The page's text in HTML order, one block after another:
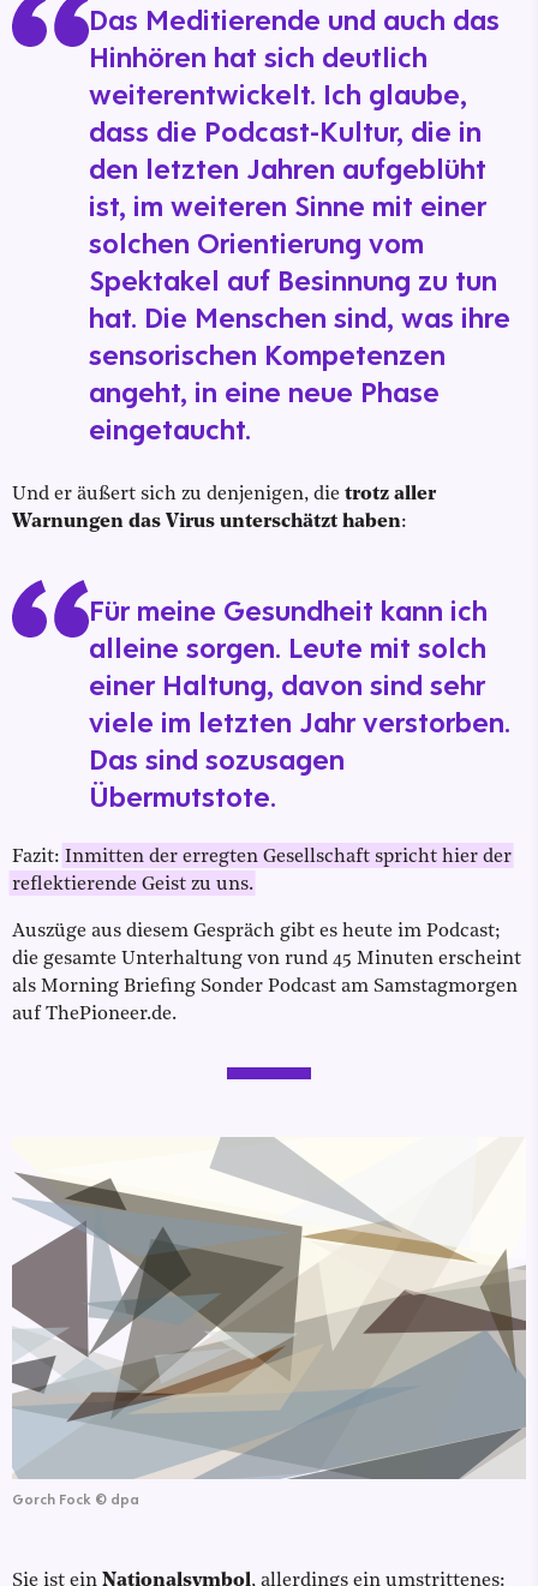
Das Meditierende und auch das
Hinhören hat sich deutlich
weiterentwickelt. Ich glaube,
dass die Podcast-Kultur, die in
den letzten Jahren aufgeblüht
ist, im weiteren Sinne mit einer
solchen Orientierung vom
Spektakel auf Besinnung zu tun
hat. Die Menschen sind, was ihre
sensorischen Kompetenzen
angeht, in eine neue Phase
eingetaucht.
Und er äußert sich zu denjenigen, die trotz aller
Warnungen das Virus unterschätzt haben:
Für meine Gesundheit kann ich
alleine sorgen. Leute mit solch
einer Haltung, davon sind sehr
viele im letzten Jahr verstorben.
Das sind sozusagen
Übermutstote.
Fazit: Inmitten der erregten Gesellschaft spricht hier der
reflektierende Geist zu uns.
Auszüge aus diesem Gespräch gibt es heute im Podcast;
die gesamte Unterhaltung von rund 45 Minuten erscheint
als Morning Briefing Sonder Podcast am Samstagmorgen
auf ThePioneer.de.
Gorch Fock © dpa
Sie ist ein Nationalsymbol, allerdings ein umstrittenes: